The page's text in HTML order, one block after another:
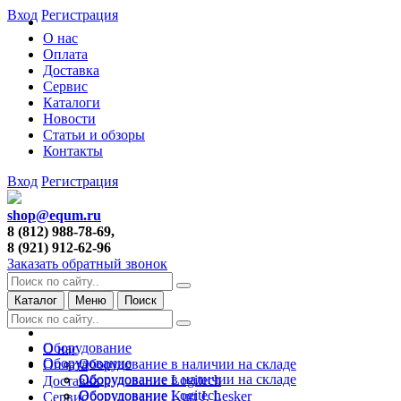
О нас
Оплата
Доставка
Сервис
Каталоги
Новости
Статьи и обзоры
Контакты
Вход Регистрация
Вход Регистрация
shop@equm.ru
8 (812) 988-78-69,
8 (921) 912-62-96
Заказать обратный звонок
Каталог Меню Поиск
О нас
Оплата
Доставка
Сервис
Оборудование
Оборудование в наличии на складе
Оборудование Logitech
Оборудование Kurt J. Lesker
Оборудование
Оборудование в наличии на складе
Оборудование Logitech